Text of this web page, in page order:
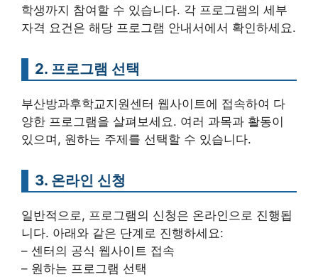
학생까지 참여할 수 있습니다. 각 프로그램의 세부
자격 요건은 해당 프로그램 안내서에서 확인하세요.
2. 프로그램 선택
부산방과후학교지원센터 웹사이트에 접속하여 다
양한 프로그램을 살펴보세요. 여러 과목과 활동이
있으며, 원하는 주제를 선택할 수 있습니다.
3. 온라인 신청
일반적으로, 프로그램의 신청은 온라인으로 진행됩
니다. 아래와 같은 단계로 진행하세요:
– 센터의 공식 웹사이트 접속
– 원하는 프로그램 선택